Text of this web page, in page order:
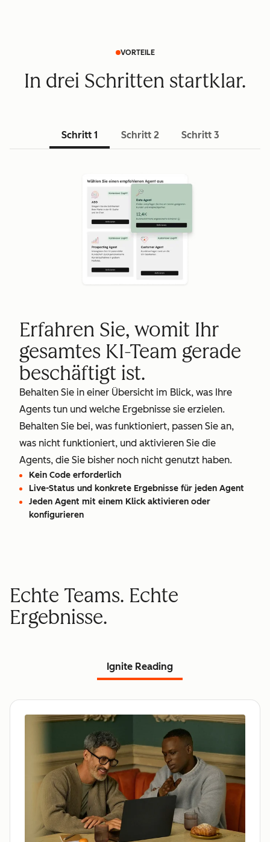
VORTEILE
In drei Schritten startklar.
Schritt 1 Schritt 2 Schritt 3
Erfahren Sie, womit Ihr
gesamtes KI-Team gerade
beschäftigt ist.
Behalten Sie in einer Übersicht im Blick, was Ihre
Agents tun und welche Ergebnisse sie erzielen.
Behalten Sie bei, was funktioniert, passen Sie an,
was nicht funktioniert, und aktivieren Sie die
Agents, die Sie bisher noch nicht genutzt haben.
Kein Code erforderlich
Live-Status und konkrete Ergebnisse für jeden Agent
Jeden Agent mit einem Klick aktivieren oder
konfigurieren
Echte Teams. Echte
Ergebnisse.
Ignite Reading